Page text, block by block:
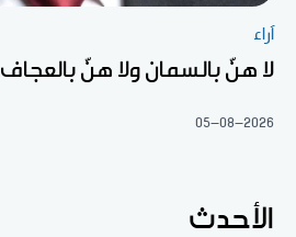
آراء
لا هنّ بالسمان ولا هنّ بالعجاف
05-08-2026
الأحدث